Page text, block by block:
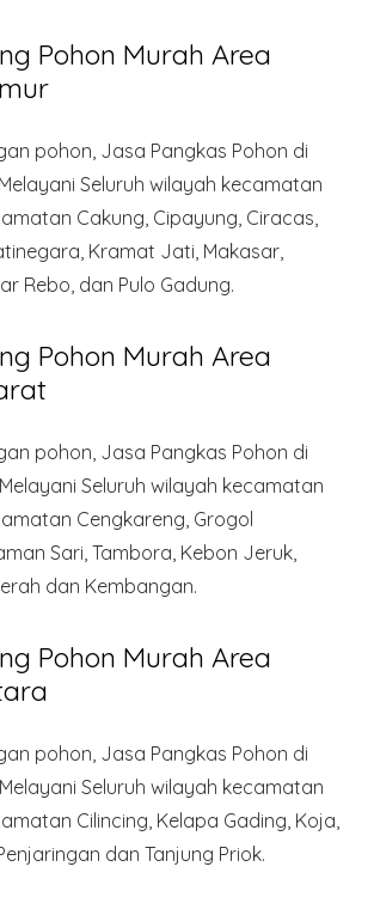
Pohon Murah Area
pohon, Jasa Pangkas Pohon di
Seluruh wilayah kecamatan
Cakung, Cipayung, Ciracas,
Kramat Jati, Makasar,
Rebo, dan Pulo Gadung.
Pohon Murah Area
pohon, Jasa Pangkas Pohon di
Seluruh wilayah kecamatan
Cengkareng, Grogol
Sari, Tambora, Kebon Jeruk,
dan Kembangan.
Pohon Murah Area
pohon, Jasa Pangkas Pohon di
Seluruh wilayah kecamatan
Cilincing, Kelapa Gading, Koja,
dan Tanjung Priok.